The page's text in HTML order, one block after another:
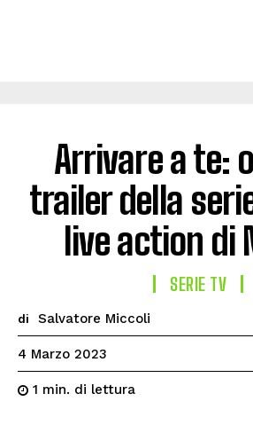
Arrivare a te:
trailer della
live action di
SERIE TV
di Salvatore Miccoli
4 Marzo 2023
1 min. di lettura